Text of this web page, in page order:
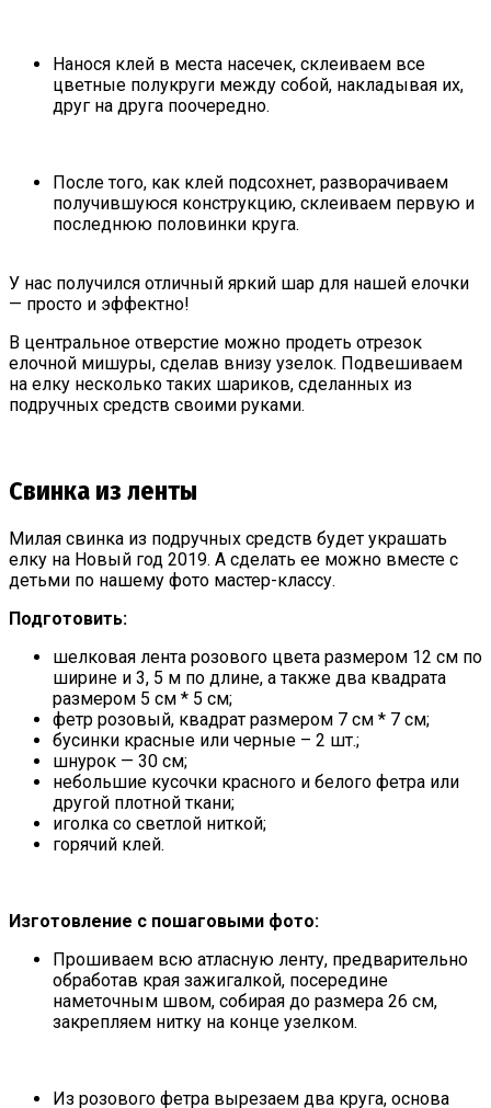
Нанося клей в места насечек, склеиваем все
цветные полукруги между собой, накладывая их,
друг на друга поочередно.
После того, как клей подсохнет, разворачиваем
получившуюся конструкцию, склеиваем первую и
последнюю половинки круга.
У нас получился отличный яркий шар для нашей елочки
— просто и эффектно!
В центральное отверстие можно продеть отрезок
елочной мишуры, сделав внизу узелок. Подвешиваем
на елку несколько таких шариков, сделанных из
подручных средств своими руками.
Свинка из ленты
Милая свинка из подручных средств будет украшать
елку на Новый год 2019. А сделать ее можно вместе с
детьми по нашему фото мастер-классу.
Подготовить:
шелковая лента розового цвета размером 12 см по
ширине и 3, 5 м по длине, а также два квадрата
размером 5 см * 5 см;
фетр розовый, квадрат размером 7 см * 7 см;
бусинки красные или черные – 2 шт.;
шнурок — 30 см;
небольшие кусочки красного и белого фетра или
другой плотной ткани;
иголка со светлой ниткой;
горячий клей.
Изготовление с пошаговыми фото:
Прошиваем всю атласную ленту, предварительно
обработав края зажигалкой, посередине
наметочным швом, собирая до размера 26 см,
закрепляем нитку на конце узелком.
Из розового фетра вырезаем два круга, основа